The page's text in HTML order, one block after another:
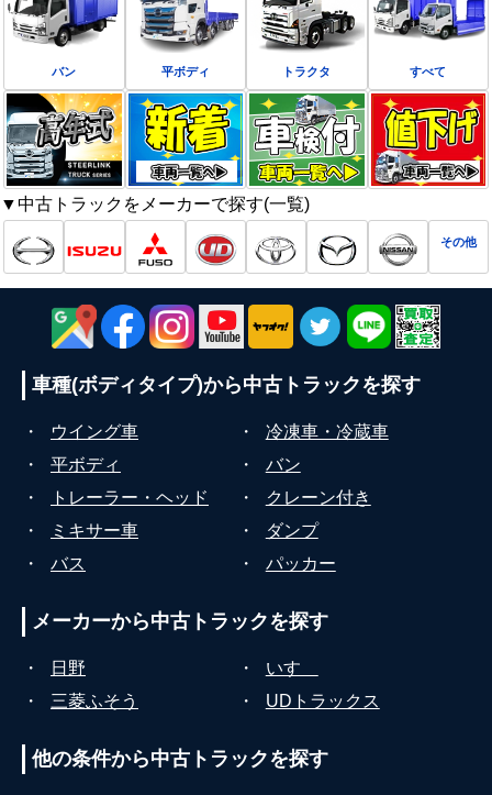
バン 平ボディ トラクタ すべて
▼中古トラックをメーカーで探す(一覧)
その他
車種(ボディタイプ)から中古トラックを探す
・ ウイング車 ・
冷凍車・冷蔵車
・
平ボディ ・
バン
・
トレーラー・ヘッド ・
クレーン付き
・
ミキサー車 ・
ダンプ
・
バス ・ パッカー
メーカーから中古トラックを探す
・ 日野 ・
いすゞ
・
三菱ふそう ・ UDトラックス
他の条件から中古トラックを探す